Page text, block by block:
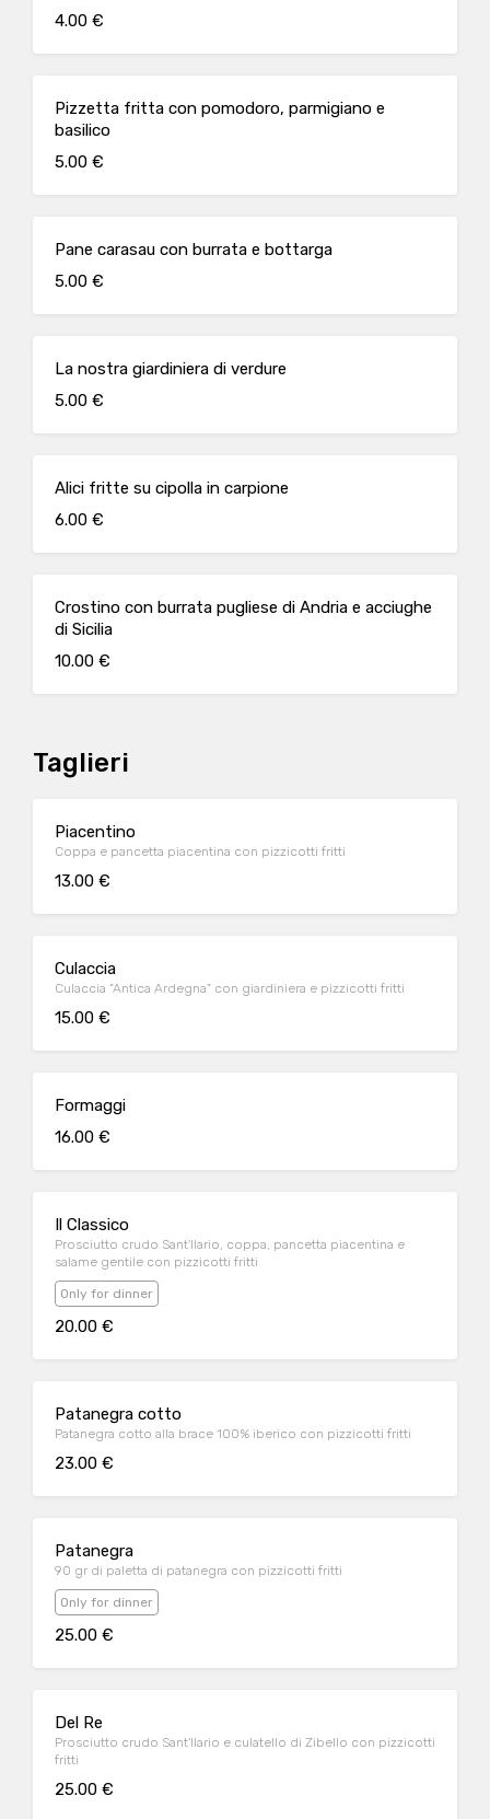
4.00 €
Pizzetta fritta con pomodoro, parmigiano e
basilico
5.00 €
Pane carasau con burrata e bottarga
5.00 €
La nostra giardiniera di verdure
5.00 €
Alici fritte su cipolla in carpione
6.00 €
Crostino con burrata pugliese di Andria e acciughe
di Sicilia
10.00 €
Taglieri
Piacentino
Coppa e pancetta piacentina con pizzicotti fritti
13.00 €
Culaccia
Culaccia "Antica Ardegna" con giardiniera e pizzicotti fritti
15.00 €
Formaggi
16.00 €
Il Classico
Prosciutto crudo Sant'Ilario, coppa, pancetta piacentina e
salame gentile con pizzicotti fritti
Only for dinner
20.00 €
Patanegra cotto
Patanegra cotto alla brace 100% iberico con pizzicotti fritti
23.00 €
Patanegra
90 gr di paletta di patanegra con pizzicotti fritti
Only for dinner
25.00 €
Del Re
Prosciutto crudo Sant'Ilario e culatello di Zibello con pizzicotti
fritti
25.00 €